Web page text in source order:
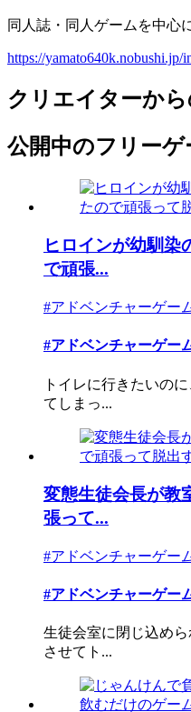
同人誌・同人ゲームを中心
https://yamato640k.nobushi.jp/
クリエイターか
公開中のフリーゲ
ヒロインが幼馴染
で頑張...
#アドベンチャーゲー
#アドベンチャーゲー
トイレに行きたいの
てしまっ...
変態生徒会長が教
張って...
#アドベンチャーゲー
#アドベンチャーゲー
生徒会室に閉じ込め
させてト...